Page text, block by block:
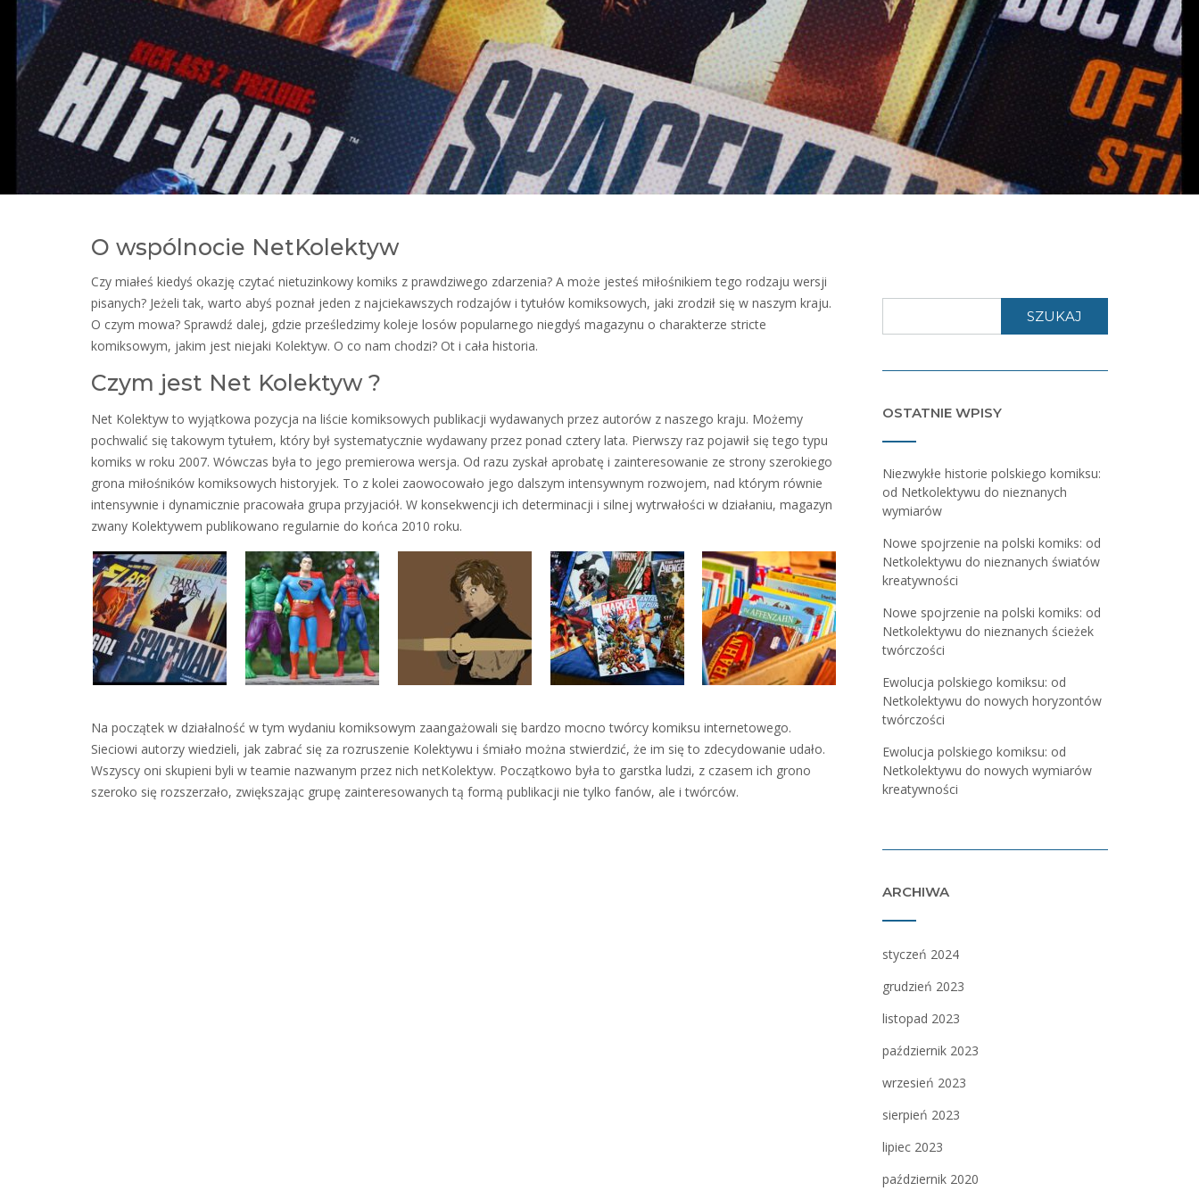
O wspólnocie NetKolektyw
Czy miałeś kiedyś okazję czytać nietuzinkowy komiks z prawdziwego zdarzenia? A może jesteś miłośnikiem tego rodzaju wersji
pisanych? Jeżeli tak, warto abyś poznał jeden z najciekawszych rodzajów i tytułów komiksowych, jaki zrodził się w naszym kraju.
O czym mowa? Sprawdź dalej, gdzie prześledzimy koleje losów popularnego niegdyś magazynu o charakterze stricte
komiksowym, jakim jest niejaki Kolektyw. O co nam chodzi? Ot i cała historia.
Czym jest Net Kolektyw ?
Net Kolektyw to wyjątkowa pozycja na liście komiksowych publikacji wydawanych przez autorów z naszego kraju. Możemy
pochwalić się takowym tytułem, który był systematycznie wydawany przez ponad cztery lata. Pierwszy raz pojawił się tego typu
komiks w roku 2007. Wówczas była to jego premierowa wersja. Od razu zyskał aprobatę i zainteresowanie ze strony szerokiego
grona miłośników komiksowych historyjek. To z kolei zaowocowało jego dalszym intensywnym rozwojem, nad którym równie
intensywnie i dynamicznie pracowała grupa przyjaciół. W konsekwencji ich determinacji i silnej wytrwałości w działaniu, magazyn
zwany Kolektywem publikowano regularnie do końca 2010 roku.
Na początek w działalność w tym wydaniu komiksowym zaangażowali się bardzo mocno twórcy komiksu internetowego.
Sieciowi autorzy wiedzieli, jak zabrać się za rozruszenie Kolektywu i śmiało można stwierdzić, że im się to zdecydowanie udało.
Wszyscy oni skupieni byli w teamie nazwanym przez nich netKolektyw. Początkowo była to garstka ludzi, z czasem ich grono
szeroko się rozszerzało, zwiększając grupę zainteresowanych tą formą publikacji nie tylko fanów, ale i twórców.
SZUKAJ
OSTATNIE WPISY
Niezwykłe historie polskiego komiksu:
od Netkolektywu do nieznanych
wymiarów
Nowe spojrzenie na polski komiks: od
Netkolektywu do nieznanych światów
kreatywności
Nowe spojrzenie na polski komiks: od
Netkolektywu do nieznanych ścieżek
twórczości
Ewolucja polskiego komiksu: od
Netkolektywu do nowych horyzontów
twórczości
Ewolucja polskiego komiksu: od
Netkolektywu do nowych wymiarów
kreatywności
ARCHIWA
styczeń 2024
grudzień 2023
listopad 2023
październik 2023
wrzesień 2023
sierpień 2023
lipiec 2023
październik 2020